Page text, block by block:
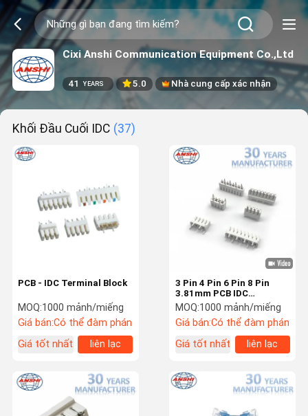
Cixi Anshi Communication Equipment Co.,Ltd
41 YEARS 5.0 Nhà cung cấp xác nhận
Khối Đầu Cuối IDC (37)
PCB - IDC Terminal Block
MOQ:1000 mảnh/miếng
Giá bán:Có thể đàm phán
Giá tốt nhất
liên lạc
3 Pin 4 Pin 6 Pin 8 Pin
3.81mm PCB IDC
Terminal Block Loại kết
nối IDC của Krone Loại
MOQ:1000 mảnh/miếng
Giá bán:Có thể đàm phán
Giá tốt nhất
liên lạc